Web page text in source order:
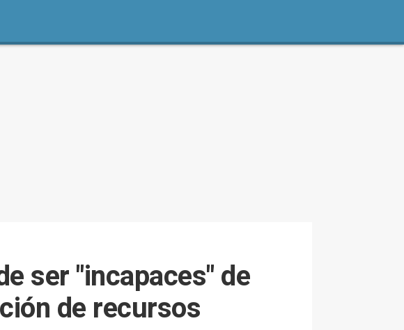
ser "incapaces" de
de recursos